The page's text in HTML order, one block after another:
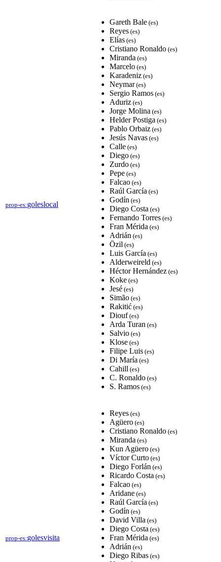
prop-es:goleslocal
Gareth Bale (es)
Reyes (es)
Elías (es)
Cristiano Ronaldo (es)
Miranda (es)
Marcelo (es)
Karadeniz (es)
Neymar(es)
Sergio Ramos (es)
Aduriz (es)
Jorge Molina (es)
Helder Postiga (es)
Pablo Orbaiz (es)
Jesús Navas (es)
Calle (es)
Diego (es)
Zurdo (es)
Pepe (es)
Falcao (es)
Raúl García (es)
Godín (es)
Diego Costa (es)
Fernando Torres (es)
Fran Mérida (es)
Adrián (es)
Özil (es)
Luis García (es)
Alderweireld (es)
Héctor Hernández (es)
Koke (es)
Jesé (es)
Simão (es)
Rakitić (es)
Diouf(es)
Arda Turan (es)
Salvio (es)
Klose (es)
Filipe Luis (es)
Di María (es)
Cahill (es)
C. Ronaldo (es)
S. Ramos (es)
prop-es:golesvisita
Reyes (es)
Agüero (es)
Cristiano Ronaldo (es)
Miranda (es)
Kun Agüero (es)
Víctor Curto (es)
Diego Forlán (es)
Ricardo Costa (es)
Falcao (es)
Aridane (es)
Raúl García (es)
Godín (es)
David Villa (es)
Diego Costa (es)
Fran Mérida (es)
Adrián (es)
Diego Ribas (es)